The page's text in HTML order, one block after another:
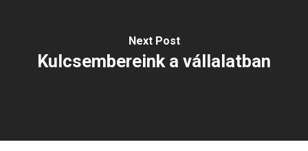
Next Post
Kulcsembereink a vállalatban